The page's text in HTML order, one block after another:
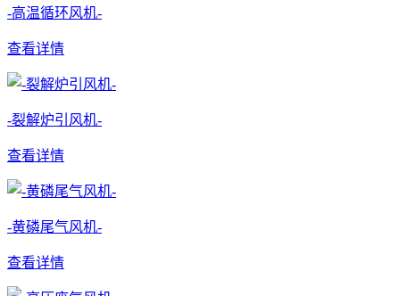
-高温循环风机-
查看详情
-裂解炉引风机-
查看详情
-黄磷尾气风机-
查看详情